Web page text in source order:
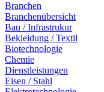
Branchen
Branchenübersicht
Bau / Infrastrukur
Bekleidung / Textil
Biotechnologie
Chemie
Dienstleistungen
Eisen / Stahl